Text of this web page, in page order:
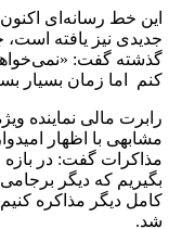
این خط رسانه‌ای اکنون
جدیدی نیز یافته است،
گذشته گفت:
کنم اما زمان بسیار
رابرت مالی نماینده
مشابهی با اظهار
مذاکرات گفت: در بازه
بگیریم که دیگر
کامل دیگر مذاکره
شد.